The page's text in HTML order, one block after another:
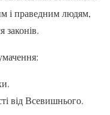
і праведним людям,
законів.
від Всевишнього.